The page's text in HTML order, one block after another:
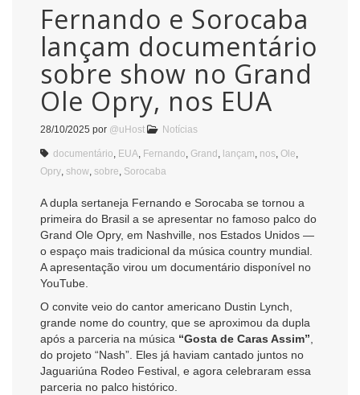
Fernando e Sorocaba
lançam documentário
sobre show no Grand
Ole Opry, nos EUA
28/10/2025 por @uHost Notícias
documentário EUA Fernando Grand lançam nos Ole
Opry show sobre Sorocaba
A dupla sertaneja Fernando e Sorocaba se tornou a
primeira do Brasil a se apresentar no famoso palco do
Grand Ole Opry, em Nashville, nos Estados Unidos —
o espaço mais tradicional da música country mundial.
A apresentação virou um documentário disponível no
YouTube.
O convite veio do cantor americano Dustin Lynch,
grande nome do country, que se aproximou da dupla
após a parceria na música “Gosta de Caras Assim”
do projeto “Nash”. Eles já haviam cantado juntos no
Jaguariúna Rodeo Festival, e agora celebraram essa
parceria no palco histórico.